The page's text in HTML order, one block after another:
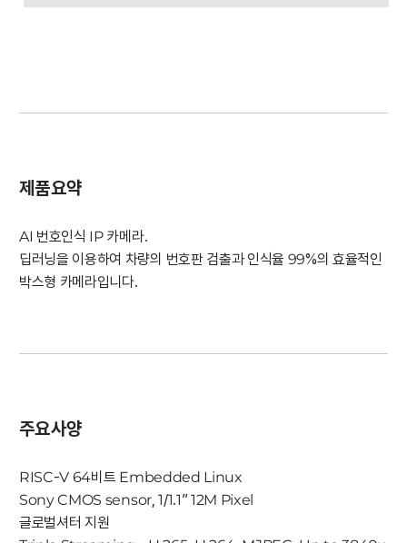
제품요약
AI 번호인식 IP 카메라.
딥러닝을 이용하여 차량의 번호판 검출과 인식율 99%의 효율적인
박스형 카메라입니다.
주요사양
RISC-V 64비트 Embedded Linux
Sony CMOS sensor, 1/1.1” 12M Pixel
글로벌셔터 지원